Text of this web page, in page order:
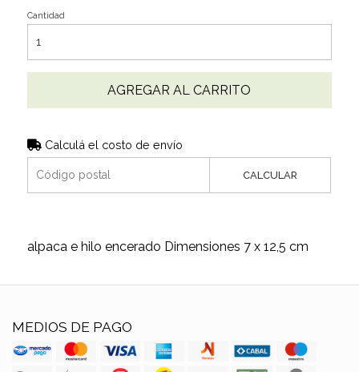
Cantidad
AGREGAR AL CARRITO
Calculá el costo de envío
CALCULAR
alpaca e hilo encerado Dimensiones 7 x 12,5 cm
MEDIOS DE PAGO